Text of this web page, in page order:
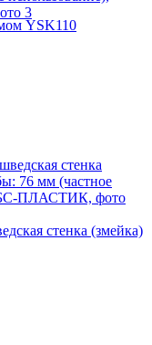
YSK110
стенка (змейка)